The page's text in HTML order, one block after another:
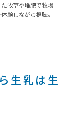
牧草や堆肥で牧場
験しながら視聴。
生乳は生